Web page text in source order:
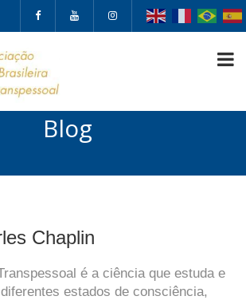
Blog
Chaplin
é a ciência que estuda e
estados de consciência,